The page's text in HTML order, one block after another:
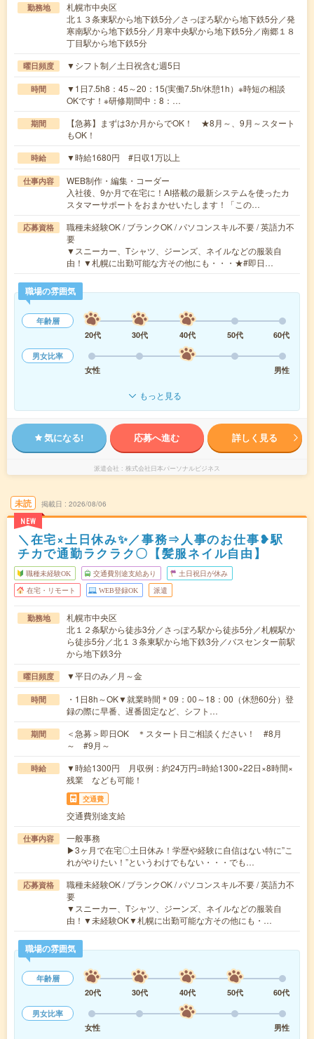
勤務地
札幌市中央区
北１３条東駅から地下鉄5分／さっぽろ駅から地下鉄5分／発
寒南駅から地下鉄5分／月寒中央駅から地下鉄5分／南郷１８
丁目駅から地下鉄5分
曜日頻度 ▼シフト制／土日祝含む週5日
時間
▼1日7.5h8：45～20：15(実働7.5h/休憩1h）※時短の相談
OKです！※研修期間中：8：…
期間
【急募】まずは3か月からでOK！ ★8月～、9月～スタート
もOK！
時給 ▼時給1680円 #日収1万以上
仕事内容
WEB制作・編集・コーダー
入社後、9か月で在宅に！AI搭載の最新システムを使ったカ
スタマーサポートをおまかせいたします！「この…
応募資格
職種未経験OK / ブランクOK / パソコンスキル不要 / 英語力不
要
▼スニーカー、Tシャツ、ジーンズ、ネイルなどの服装自
由！▼札幌に出勤可能な方その他にも・・・★#即日…
職場の雰囲気
年齢層
20代
30代 40代 50代
60代
男女比率
女性
男性
もっと見る
気になる! 応募へ進む 詳しく見る
派遣会社 株式会社日本パーソナルビジネス
未読
NEW
掲載日 2026/08/06
＼在宅×土日休み✨／事務⇒人事のお仕事❥駅
チカで通勤ラクラク〇【髪服ネイル自由】
職種未経験OK 交通費別途支給あり 土日祝日が休み
在宅・リモート WEB登録OK 派遣
勤務地
札幌市中央区
北１２条駅から徒歩3分／さっぽろ駅から徒歩5分／札幌駅か
ら徒歩5分／北１３条東駅から地下鉄3分／バスセンター前駅
から地下鉄3分
曜日頻度 ▼平日のみ／月～金
時間
・1日8h～OK▼就業時間＊09：00～18：00（休憩60分）登
録の際に早番、遅番固定など、シフト…
期間
＜急募＞即日OK ＊スタート日ご相談ください！ #8月
～ #9月～
時給
▼時給1300円 月収例：約24万円=時給1300×22日×8時間×
残業 なども可能！
交通費
交通費別途支給
仕事内容
一般事務
▶3ヶ月で在宅〇土日休み！学歴や経験に自信はない特に”こ
れがやりたい！”というわけでもない・・・でも…
応募資格
職種未経験OK / ブランクOK / パソコンスキル不要 / 英語力不
要
▼スニーカー、Tシャツ、ジーンズ、ネイルなどの服装自
由！▼未経験OK▼札幌に出勤可能な方その他にも・…
職場の雰囲気
年齢層
20代
30代 40代 50代
60代
男女比率
女性
男性